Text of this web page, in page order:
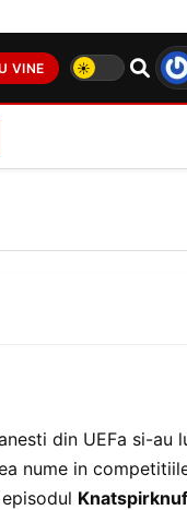
VINE
din UEFa si-au
nume in